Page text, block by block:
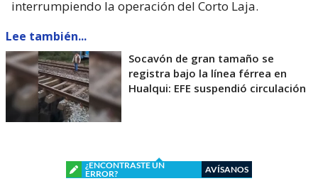
interrumpiendo la operación del Corto Laja.
Lee también...
Socavón de gran tamaño se
registra bajo la línea férrea en
Hualqui: EFE suspendió circulación
¿ENCONTRASTE UN
ERROR?
AVÍSANOS